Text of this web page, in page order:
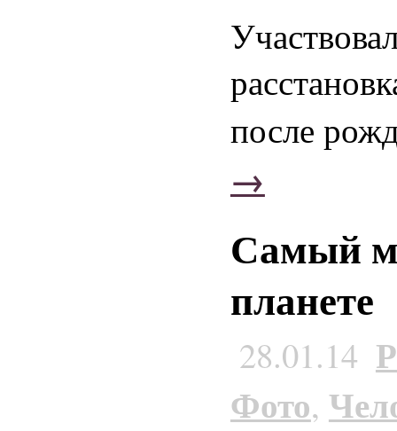
после
→
Самый
планете
28.01.14
Фото,